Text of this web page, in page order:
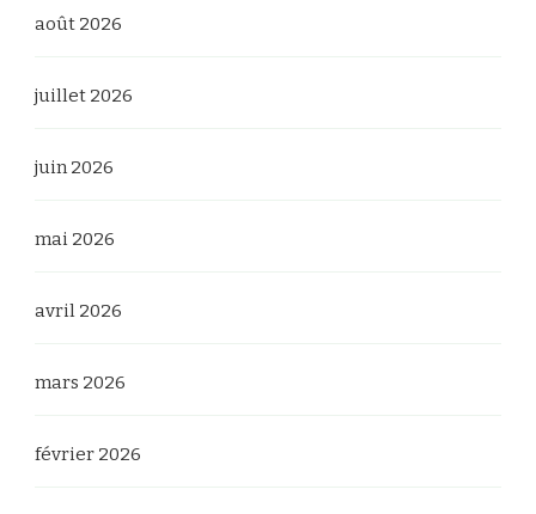
août 2026
juillet 2026
juin 2026
mai 2026
avril 2026
mars 2026
février 2026